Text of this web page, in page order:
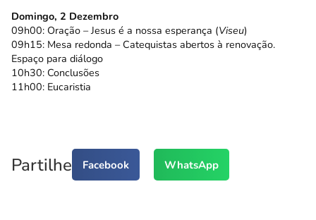
Domingo, 2 Dezembro
09h00: Oração – Jesus é a nossa esperança (Viseu)
09h15: Mesa redonda – Catequistas abertos à renovação.
Espaço para diálogo
10h30: Conclusões
11h00: Eucaristia
Partilhe Facebook WhatsApp